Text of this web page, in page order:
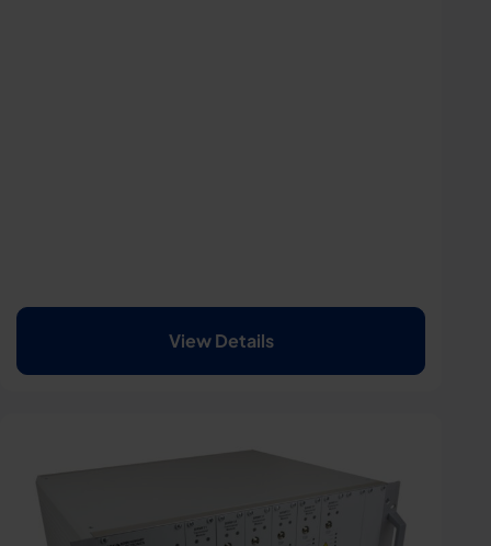
View Details